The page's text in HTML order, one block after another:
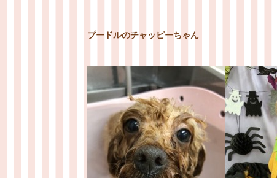
プードルのチャッピーちゃん